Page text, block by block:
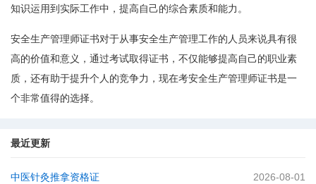
知识运用到实际工作中，提高自己的综合素质和能力。
安全生产管理师证书对于从事安全生产管理工作的人员来说具有很
高的价值和意义，通过考试取得证书，不仅能够提高自己的职业素
质，还有助于提升个人的竞争力，现在考安全生产管理师证书是一
个非常值得的选择。
最近更新
中医针灸推拿资格证 2026-08-01